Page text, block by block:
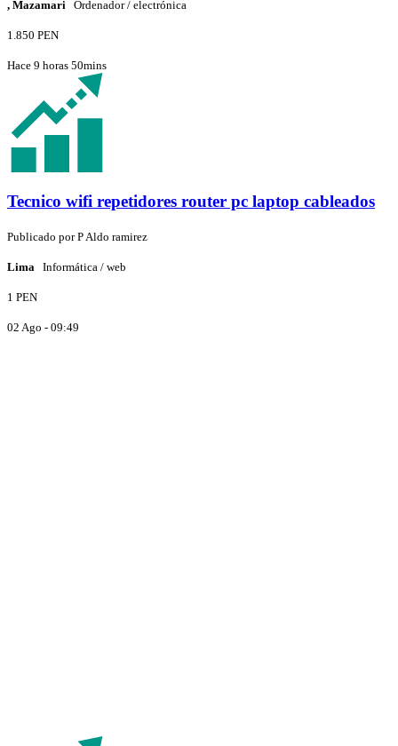
, Mazamari Ordenador / electrónica
1.850 PEN
Hace 9 horas 50mins
Tecnico wifi repetidores router pc laptop cableados
Publicado porPAldo ramirez
Lima Informática / web
1 PEN
02 Ago - 09:49